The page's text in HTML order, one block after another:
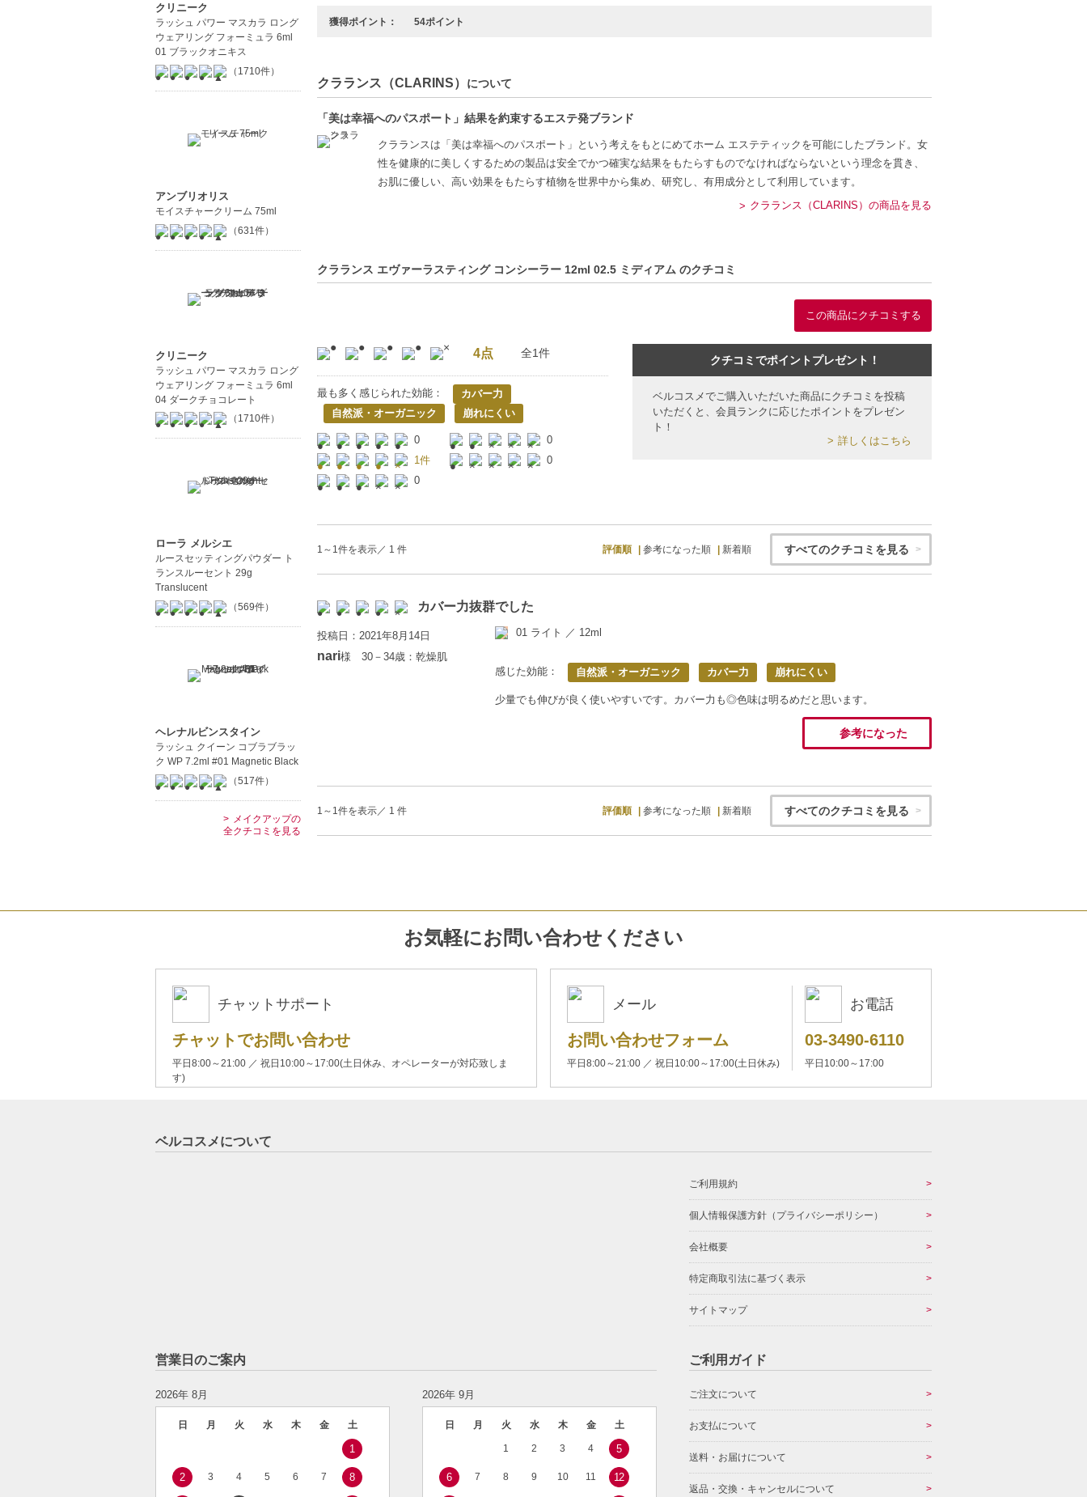
獲得ポイント： 54ポイント
クラランス（CLARINS） について
「美は幸福へのパスポート」結果を約束するエステ発ブランド
クラランスは「美は幸福へのパスポート」という考えをもとにめてホーム エステティックを可能にしたブランド。女
性を健康的に美しくするための製品は安全でかつ確実な結果をもたらすものでなければならないという理念を貫き、
お肌に優しい、高い効果をもたらす植物を世界中から集め、研究し、有用成分として利用しています。
クラランス（CLARINS）の商品を見る
クラランス エヴァーラスティング コンシーラー 12ml 02.5 ミディアム のクチコミ
この商品にクチコミする
4点 全1件
最も多く感じられた効能：
カバー力
自然派・オーガニック
崩れにくい
0
0
1件
0
0
クチコミでポイントプレゼント！
ベルコスメでご購入いただいた商品にクチコミを投稿
いただくと、会員ランクに応じたポイントをプレゼン
ト！
詳しくはこちら
1～1件を表示／ 1 件 評価順 参考になった順 新着順 すべてのクチコミを見る
カバー力抜群でした
投稿日：2021年8月14日
nari様 30－34歳：乾燥肌
01 ライト ／ 12ml
感じた効能： 自然派・オーガニック カバー力 崩れにくい
少量でも伸びが良く使いやすいです。カバー力も◎色味は明るめだと思います。
参考になった
1～1件を表示／ 1 件 評価順 参考になった順 新着順 すべてのクチコミを見る
クリニーク
ラッシュ パワー マスカラ ロング
ウェアリング フォーミュラ 6ml
01 ブラックオニキス
（1710件）
アンブリオリス
モイスチャークリーム 75ml
（631件）
クリニーク
ラッシュ パワー マスカラ ロング
ウェアリング フォーミュラ 6ml
04 ダークチョコレート
（1710件）
ローラ メルシエ
ルースセッティングパウダー ト
ランスルーセント 29g
Translucent
（569件）
ヘレナルビンスタイン
ラッシュ クイーン コブラブラッ
ク WP 7.2ml #01 Magnetic Black
（517件）
メイクアップの
全クチコミを見る
お気軽にお問い合わせください
チャットサポート
チャットでお問い合わせ
平日8:00～21:00 ／ 祝日10:00～17:00(土日休み、オペレーターが対応致しま
す)
メール
お問い合わせフォーム
平日8:00～21:00 ／ 祝日10:00～17:00(土日休み)
お電話
03-3490-6110
平日10:00～17:00
ベルコスメについて
ご利用規約
個人情報保護方針（プライバシーポリシー）
会社概要
特定商取引法に基づく表示
サイトマップ
営業日のご案内
2026年 8月
日 月 火 水 木 金 土
1
2 3 4 5 6 7 8
2026年 9月
日 月 火 水 木 金 土
1 2 3 4 5
6 7 8 9 10 11 12
ご利用ガイド
ご注文について
お支払について
送料・お届けについて
返品・交換・キャンセルについて